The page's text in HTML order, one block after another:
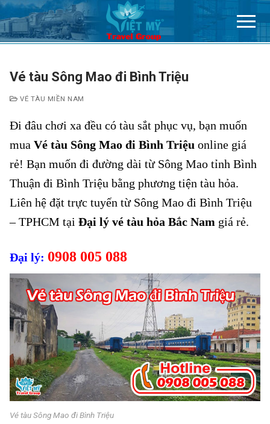
Chuyển
đến
nội
Vé tàu Sông Mao đi Bình Triệu
VÉ TÀU MIỀN NAM
Đi đâu chơi xa đều có tàu sắt phục vụ, bạn muốn
mua Vé tàu Sông Mao đi Bình Triệu online giá
rẻ! Bạn muốn đi đường dài từ Sông Mao tỉnh Bình
Thuận đi Bình Triệu bằng phương tiện tàu hỏa.
Liên hệ đặt trực tuyến từ Sông Mao đi Bình Triệu
– TPHCM tại Đại lý vé tàu hỏa Bắc Nam giá rẻ.
Đại lý: 0908 005 088
Vé tàu Sông Mao đi Bình Triệu